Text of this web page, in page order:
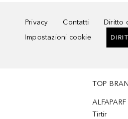
Privacy Contatti Diritto
Impostazioni cookie
TOP
Tirtir